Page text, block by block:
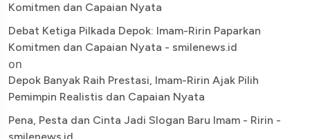
Komitmen dan Capaian Nyata
Debat Ketiga Pilkada Depok: Imam-Ririn Paparkan
Komitmen dan Capaian Nyata - smilenews.id
on
Depok Banyak Raih Prestasi, Imam-Ririn Ajak Pilih
Pemimpin Realistis dan Capaian Nyata
Pena, Pesta dan Cinta Jadi Slogan Baru Imam - Ririn -